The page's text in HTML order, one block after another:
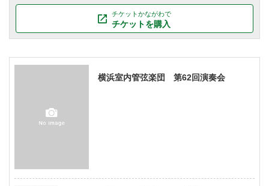
チケットかながわで
チケットを購入
横浜室内管弦楽団 第62回演奏会